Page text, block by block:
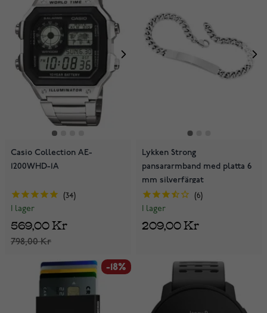
Casio Collection AE-
1200WHD-1A
34
I lager
798,00 Kr
569,00 Kr
Lykken Strong
pansararmband med platta 6
mm silverfärgat
6
I lager
209,00 Kr
-18%